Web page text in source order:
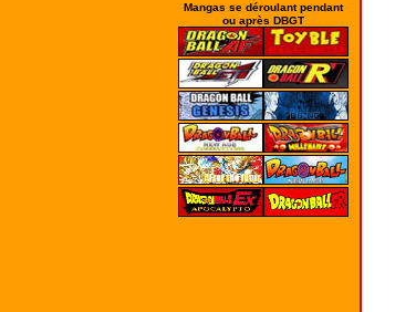
Mangas se déroulant pendant
ou après DBGT